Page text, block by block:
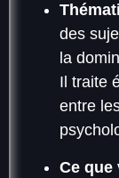
des
la
Il traite
entre
Ce que